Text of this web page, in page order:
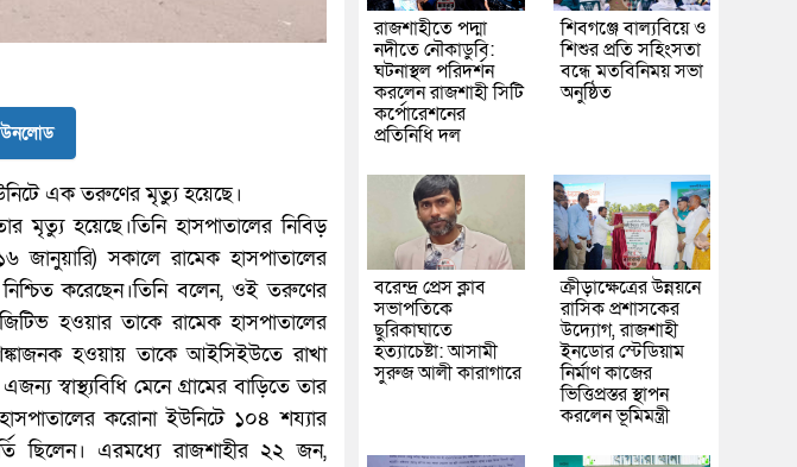
এক তরুণের মৃত্যু হয়েছে।
মৃত্যু হয়েছে।তিনি হাসপাতালের নিবিড়
জানুয়ারি) সকালে রামেক হাসপাতালের
করেছেন।তিনি বলেন, ওই তরুণের
হওয়ার তাকে রামেক হাসপাতালের
হওয়ায় তাকে আইসিইউতে রাখা
স্বাস্থ্যবিধি মেনে গ্রামের বাড়িতে তার
করোনা ইউনিটে ১০৪ শয্যার
ছিলেন। এরমধ্যে রাজশাহীর ২২ জন,
রাজশাহীতে পদ্মা
নদীতে নৌকাডুবি:
ঘটনাস্থল পরিদর্শন
করলেন রাজশাহী সিটি
কর্পোরেশনের
প্রতিনিধি দল
শিবগঞ্জে বাল্যবিয়ে ও
শিশুর প্রতি সহিংসতা
বন্ধে মতবিনিময় সভা
অনুষ্ঠিত
বরেন্দ্র প্রেস ক্লাব
সভাপতিকে
ছুরিকাঘাতে
হত্যাচেষ্টা: আসামী
সুরুজ আলী কারাগারে
ক্রীড়াক্ষেত্রের উন্নয়নে
রাসিক প্রশাসকের
উদ্যোগ, রাজশাহী
ইনডোর স্টেডিয়াম
নির্মাণ কাজের
ভিত্তিপ্রস্তর স্থাপন
করলেন ভূমিমন্ত্রী